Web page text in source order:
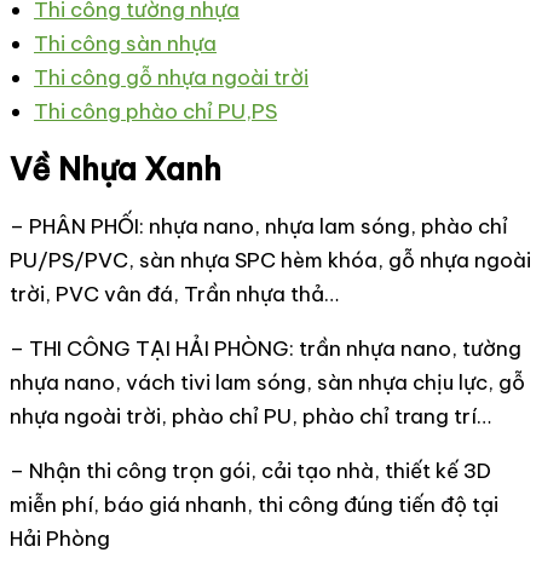
Thi công tường nhựa
Thi công sàn nhựa
Thi công gỗ nhựa ngoài trời
Thi công phào chỉ PU,PS
Về Nhựa Xanh
– PHÂN PHỐI: nhựa nano, nhựa lam sóng, phào chỉ
PU/PS/PVC, sàn nhựa SPC hèm khóa, gỗ nhựa ngoài
trời, PVC vân đá, Trần nhựa thả…
– THI CÔNG TẠI HẢI PHÒNG: trần nhựa nano, tường
nhựa nano, vách tivi lam sóng, sàn nhựa chịu lực, gỗ
nhựa ngoài trời, phào chỉ PU, phào chỉ trang trí…
– Nhận thi công trọn gói, cải tạo nhà, thiết kế 3D
miễn phí, báo giá nhanh, thi công đúng tiến độ tại
Hải Phòng